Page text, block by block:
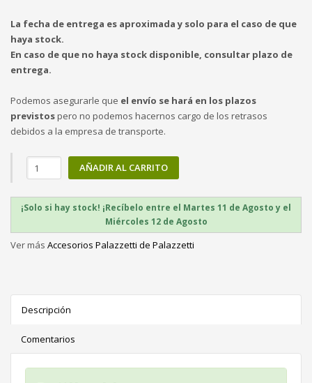
La fecha de entrega es aproximada y solo para el caso de que
haya stock.
En caso de que no haya stock disponible, consultar plazo de
entrega.
Podemos asegurarle que el envío se hará en los plazos
previstospero no podemos hacernos cargo de los retrasos
debidos a la empresa de transporte.
AÑADIR AL CARRITO
¡Solo si hay stock! ¡Recíbelo entre el Martes 11 de Agosto y el
Miércoles 12 de Agosto
Ver más Accesorios Palazzetti de Palazzetti
Descripción
Comentarios